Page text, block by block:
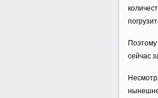
Поэтому
сейчас